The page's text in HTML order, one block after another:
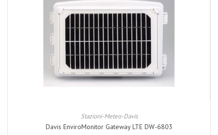
Stazioni-Meteo-Davis
Davis EnviroMonitor Gateway LTE DW-6803